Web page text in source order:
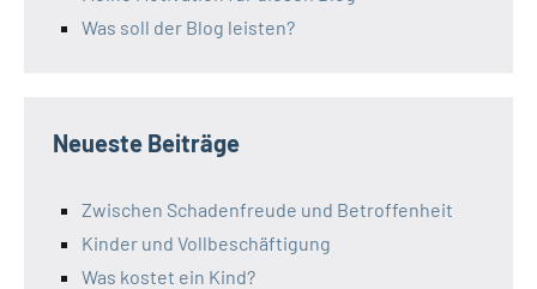
Was soll der Blog leisten?
Neueste Beiträge
Zwischen Schadenfreude und Betroffenheit
Kinder und Vollbeschäftigung
Was kostet ein Kind?